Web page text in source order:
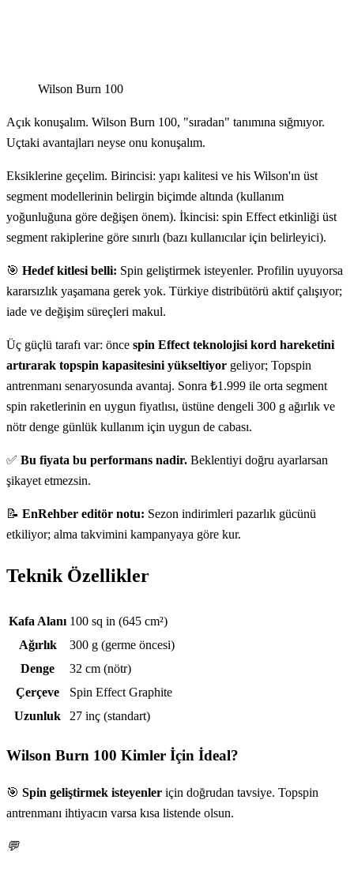
Wilson Burn 100
Açık konuşalım. Wilson Burn 100, "sıradan" tanımına sığmıyor.
Uçtaki avantajları neyse onu konuşalım.
Eksiklerine geçelim. Birincisi: yapı kalitesi ve his Wilson'ın üst
segment modellerinin belirgin biçimde altında (kullanım
yoğunluğuna göre değişen önem). İkincisi: spin Effect etkinliği üst
segment rakiplerine göre sınırlı (bazı kullanıcılar için belirleyici).
🎯 Hedef kitlesi belli: Spin geliştirmek isteyenler. Profilin uyuyorsa
kararsızlık yaşamana gerek yok. Türkiye distribütörü aktif çalışıyor;
iade ve değişim süreçleri makul.
Üç güçlü tarafı var: önce spin Effect teknolojisi kord hareketini
artırarak topspin kapasitesini yükseltiyor geliyor; Topspin
antrenmanı senaryosunda avantaj. Sonra ₺1.999 ile orta segment
spin raketlerinin en uygun fiyatlısı, üstüne dengeli 300 g ağırlık ve
nötr denge günlük kullanım için uygun de cabası.
✅ Bu fiyata bu performans nadir. Beklentiyi doğru ayarlarsan
şikayet etmezsin.
📝 EnRehber editör notu: Sezon indirimleri pazarlık gücünü
etkiliyor; alma takvimini kampanyaya göre kur.
Teknik Özellikler
Teknik özellikler
Kafa Alanı 100 sq in (645 cm²)
Ağırlık
300 g (germe öncesi)
Denge
32 cm (nötr)
Çerçeve
Spin Effect Graphite
Uzunluk
27 inç (standart)
Wilson Burn 100 Kimler İçin İdeal?
🎯 Spin geliştirmek isteyenler için doğrudan tavsiye. Topspin
antrenmanı ihtiyacın varsa kısa listende olsun.
💬